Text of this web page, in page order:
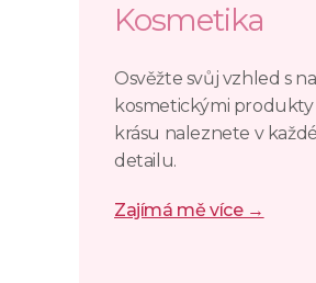
Kosmetika
Osvěžte svůj vzhled s
kosmetickými produkty
krásu naleznete v
detailu.
Zajímá mě více →